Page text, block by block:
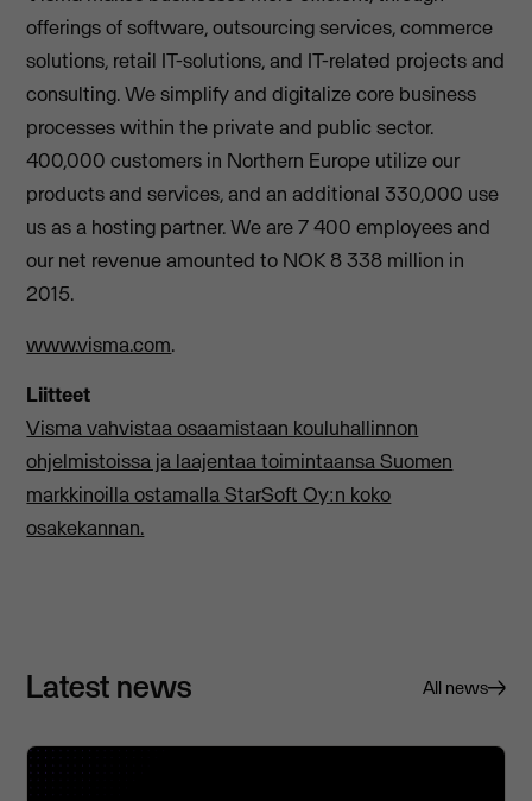
offerings of software, outsourcing services, commerce
solutions, retail IT-solutions, and IT-related projects and
consulting. We simplify and digitalize core business
processes within the private and public sector.
400,000 customers in Northern Europe utilize our
products and services, and an additional 330,000 use
us as a hosting partner. We are 7 400 employees and
our net revenue amounted to NOK 8 338 million in
2015.
www.visma.com.
Liitteet
Visma vahvistaa osaamistaan kouluhallinnon
ohjelmistoissa ja laajentaa toimintaansa Suomen
markkinoilla ostamalla StarSoft Oy:n koko
osakekannan.
Latest news All news